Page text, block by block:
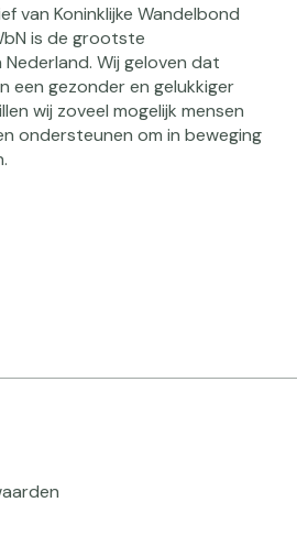
van Koninklijke Wandelbond
is de grootste
Wij geloven dat
een gezonder en gelukkiger
wij zoveel mogelijk mensen
ondersteunen om in beweging